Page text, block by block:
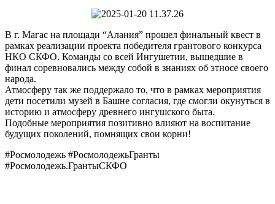
В г. Магас на площади “Алания” прошел финальный квест в
рамках реализации проекта победителя грантового конкурса
НКО СКФО. Команды со всей Ингушетии, вышедшие в
финал соревновались между собой в знаниях об этносе своего
народа.
Атмосферу так же поддержало то, что в рамках мероприятия
дети посетили музей в Башне согласия, где смогли окунуться в
историю и атмосферу древнего ингушского быта.
Подобные мероприятия позитивно влияют на воспитание
будущих поколений, помнящих свои корни!
#Росмолодежь #РосмолодежьГранты
#Росмолодежь.ГрантыСКФО